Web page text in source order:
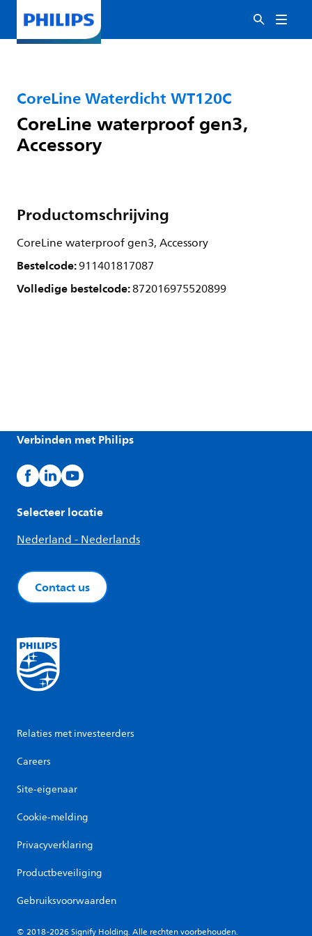
CoreLine Waterdicht WT120C
CoreLine waterproof gen3,
Accessory
Productomschrijving
CoreLine waterproof gen3, Accessory
Bestelcode:911401817087
Volledige bestelcode:872016975520899
Verbinden met Philips
Selecteer locatie
Nederland - Nederlands
Contact us
Relaties met investeerders
Careers
Site-eigenaar
Cookie-melding
Privacyverklaring
Productbeveiliging
Gebruiksvoorwaarden
© 2018-2026 Signify Holding. Alle rechten voorbehouden.